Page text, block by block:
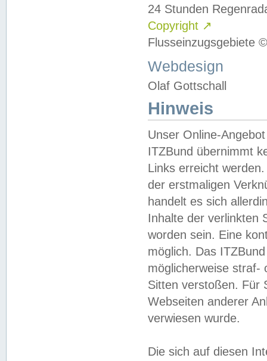
24 Stunden
Copyright ↗
Flusseinzugsgebiete
Webdesign
Olaf Gottschall
Hinweis
Unser Online-
ITZBund übernimmt
Links erreicht
der erstmaligen
handelt es sich
Inhalte der verlinkten
worden sein. Eine
möglich. Das
möglicherweise straf-
Sitten verstoßen. Für
Webseiten anderer
verwiesen wurde.
Die sich auf diesen